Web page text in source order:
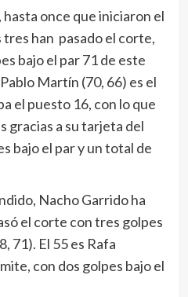
once que iniciaron el
han pasado el corte,
bajo el par 71 de este
Martín (70, 66) es el
el puesto 16, con lo que
gracias a su tarjeta del
bajo el par y un total de
Nacho Garrido ha
el corte con tres golpes
71). El 55 es Rafa
con dos golpes bajo el